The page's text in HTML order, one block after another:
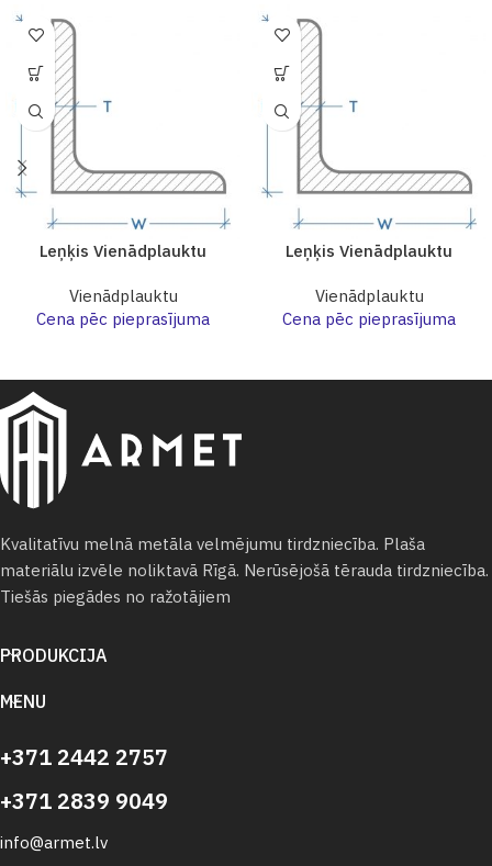
Leņķis Vienādplauktu
Vienādplauktu
Cena pēc pieprasījuma
Leņķis Vienādplauktu
Vienādplauktu
Cena pēc pieprasījuma
Kvalitatīvu melnā metāla velmējumu tirdzniecība. Plaša
materiālu izvēle noliktavā Rīgā. Nerūsējošā tērauda tirdzniecība.
Tiešās piegādes no ražotājiem
PRODUKCIJA
MENU
+371 2442 2757
+371 2839 9049
info@armet.lv